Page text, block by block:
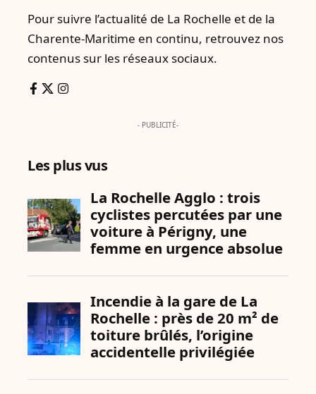
Pour suivre l’actualité de La Rochelle et de la
Charente-Maritime en continu, retrouvez nos
contenus sur les réseaux sociaux.
- PUBLICITÉ-
Les plus vus